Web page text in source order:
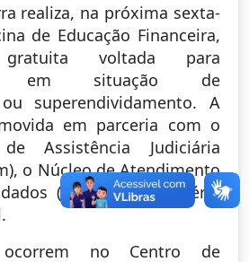
realiza, na próxima sexta-
de Educação Financeira,
voltada para
em situação de
superendividamento. A
em parceria com o
Assistência Judiciária
o Núcleo de Atendimento
(NAS) e o Ministério
no Centro de